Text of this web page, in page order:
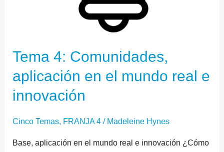
Tema 4: Comunidades,
aplicación en el mundo real e
innovación
Cinco Temas, FRANJA 4/ Madeleine Hynes
Base, aplicación en el mundo real e innovación ¿Cómo